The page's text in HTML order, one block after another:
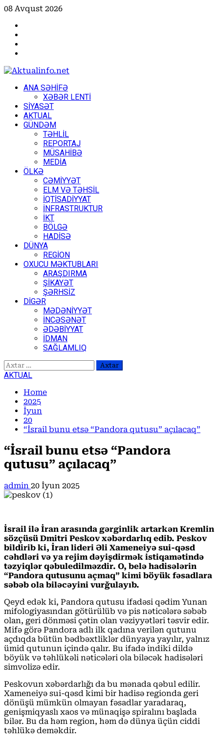
Skip
content
08 Avqust 2026
PrimaryANA SƏHİFƏ
XƏBƏR LENTİ
SİYASƏT
AKTUAL
GÜNDƏM
TƏHLİL
REPORTAJ
MÜSAHİBƏ
MEDİA
ÖLKƏ
CƏMİYYƏT
ELM VƏ TƏHSİL
İQTİSADİYYAT
İNFRASTRUKTUR
İKT
BÖLGƏ
HADİSƏ
DÜNYA
REGİON
OXUCU MƏKTUBLARI
ARAŞDIRMA
ŞİKAYƏT
ŞƏRHSİZ
DİGƏR
MƏDƏNİYYƏT
İNCƏSƏNƏT
ƏDƏBİYYAT
İDMAN
SAĞLAMLIQ
Axtarış:
AKTUAL
Home
2025
İyun
20
“İsrail bunu etsə “Pandora qutusu” açılacaq”
“İsrail bunu etsə “Pandora
qutusu” açılacaq”
admin 20 İyun 2025
İsrail ilə İran arasında gərginlik artarkən Kremlin
sözçüsü Dmitri Peskov xəbərdarlıq edib. Peskov
bildirib ki, İran lideri Əli Xameneiyə sui-qəsd
cəhdləri və ya rejim dəyişdirmək istiqamətində
təzyiqlər qəbuledilməzdir. O, belə hadisələrin
“Pandora qutusunu açmaq” kimi böyük fəsadlara
səbəb ola biləcəyini vurğulayıb.
Qeyd edək ki, Pandora qutusu ifadəsi qədim Yunan
mifologiyasından götürülüb və pis nəticələrə səbəb
olan, geri dönməsi çətin olan vəziyyətləri təsvir edir.
Mifə görə Pandora adlı ilk qadına verilən qutunu
açdıqda bütün bədbəxtliklər dünyaya yayılır, yalnız
ümid qutunun içində qalır. Bu ifadə indiki dildə
böyük və təhlükəli nəticələri ola biləcək hadisələri
simvolizə edir.
Peskovun xəbərdarlığı da bu mənada qəbul edilir.
Xameneiyə sui-qəsd kimi bir hadisə regionda geri
dönüşü mümkün olmayan fəsadlar yaradaraq,
genişmiqyaslı xaos və münaqişə spiralını başlada
bilər. Bu da həm region, həm də dünya üçün ciddi
təhlükə deməkdir.